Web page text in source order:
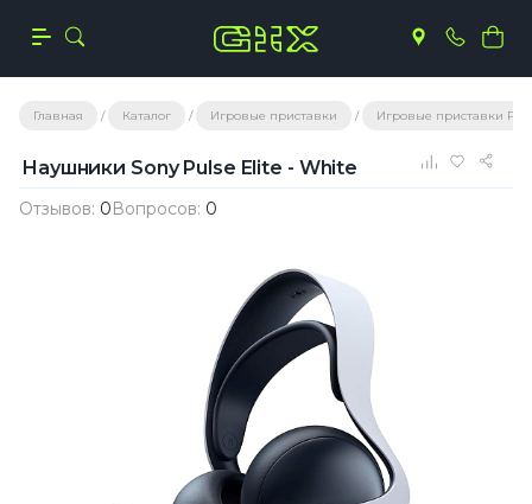
Главная Каталог Игровые приставки Игровые приставки
Наушники Sony Pulse Elite - White
Отзывов: 0Вопросов: 0